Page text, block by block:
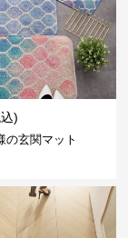
)
の玄関マット